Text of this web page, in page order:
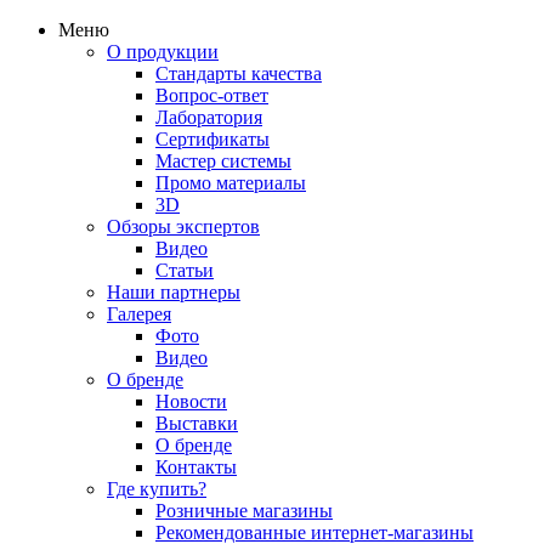
Меню
О продукции
Стандарты качества
Вопрос-ответ
Лаборатория
Сертификаты
Мастер системы
Промо материалы
3D
Обзоры экспертов
Видео
Статьи
Наши партнеры
Галерея
Фото
Видео
О бренде
Новости
Выставки
О бренде
Контакты
Где купить?
Розничные магазины
Рекомендованные интернет-магазины